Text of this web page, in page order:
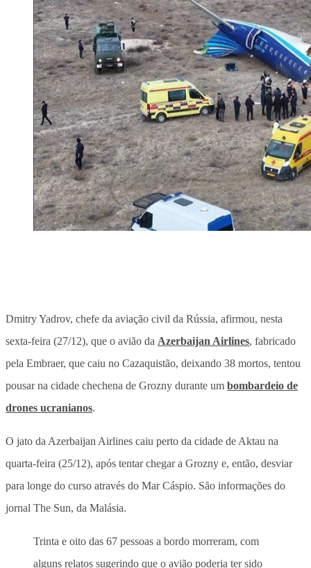
Dmitry Yadrov, chefe da aviação civil da Rússia, afirmou, nesta
sexta-feira (27/12), que o avião da Azerbaijan Airlines, fabricado
pela Embraer, que caiu no Cazaquistão, deixando 38 mortos, tentou
pousar na cidade chechena de Grozny durante um bombardeio de
drones ucranianos.
O jato da Azerbaijan Airlines caiu perto da cidade de Aktau na
quarta-feira (25/12), após tentar chegar a Grozny e, então, desviar
para longe do curso através do Mar Cáspio. São informações do
jornal The Sun, da Malásia.
Trinta e oito das 67 pessoas a bordo morreram, com
alguns relatos sugerindo que o avião poderia ter sido